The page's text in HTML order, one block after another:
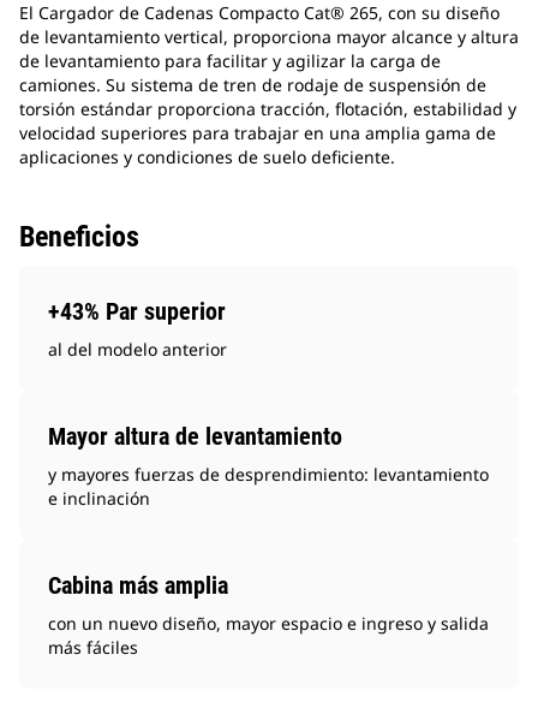
El Cargador de Cadenas Compacto Cat® 265, con su diseño
de levantamiento vertical, proporciona mayor alcance y altura
de levantamiento para facilitar y agilizar la carga de
camiones. Su sistema de tren de rodaje de suspensión de
torsión estándar proporciona tracción, flotación, estabilidad y
velocidad superiores para trabajar en una amplia gama de
aplicaciones y condiciones de suelo deficiente.
Beneficios
+43% Par superior
al del modelo anterior
Mayor altura de levantamiento
y mayores fuerzas de desprendimiento: levantamiento
e inclinación
Cabina más amplia
con un nuevo diseño, mayor espacio e ingreso y salida
más fáciles